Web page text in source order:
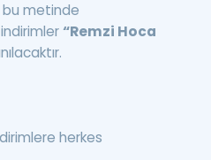
bu metinde
“Remzi Hoca
herkes